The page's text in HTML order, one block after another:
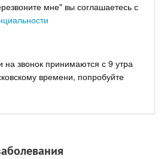
мне" вы соглашаетесь с
на звонок принимаются с 9 утра
времени, попробуйте